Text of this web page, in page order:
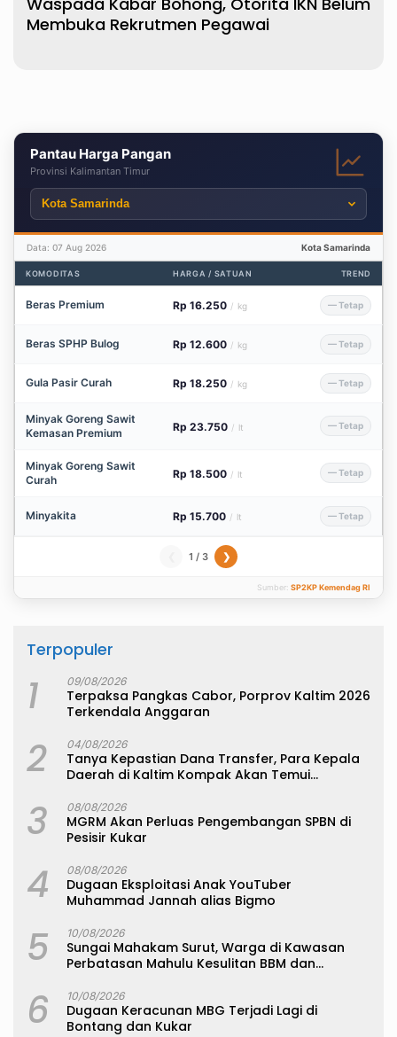
Membuka Rekrutmen Pegawai
Pantau Harga Pangan
Provinsi Kalimantan Timur
Data: 07 Aug 2026 Kota Samarinda
KOMODITAS HARGA / SATUAN TREND
Beras Premium Rp 16.250 / kg — Tetap
Beras SPHP Bulog Rp 12.600 / kg — Tetap
Gula Pasir Curah Rp 18.250 / kg — Tetap
Minyak Goreng Sawit
Kemasan Premium
Rp 23.750 / lt — Tetap
Minyak Goreng Sawit
Curah
Rp 18.500 / lt — Tetap
Minyakita Rp 15.700 / lt — Tetap
1 / 3 ❯
Sumber: SP2KP Kemendag RI
Terpopuler
1 09/08/2026
Terpaksa Pangkas Cabor, Porprov Kaltim 2026
Terkendala Anggaran
2 04/08/2026
Tanya Kepastian Dana Transfer, Para Kepala
Daerah di Kaltim Kompak Akan Temui
3 08/08/2026
MGRM Akan Perluas Pengembangan SPBN di
Pesisir Kukar
4 08/08/2026
Dugaan Eksploitasi Anak YouTuber
Muhammad Jannah alias Bigmo
5 10/08/2026
Sungai Mahakam Surut, Warga di Kawasan
Perbatasan Mahulu Kesulitan BBM dan
6 10/08/2026
Dugaan Keracunan MBG Terjadi Lagi di
Bontang dan Kukar